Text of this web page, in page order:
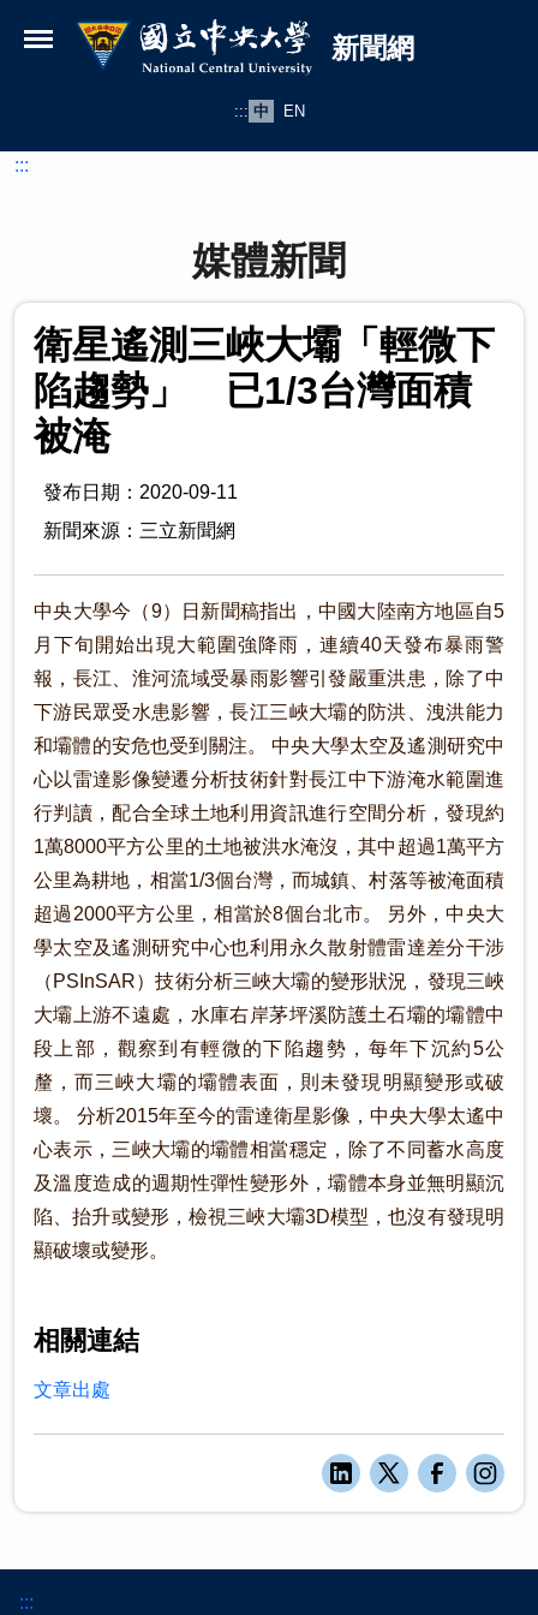
國立中央大學新聞網
新聞網
::: 中 EN
:::
媒體新聞
衛星遙測三峽大壩「輕微下
陷趨勢」 已1/3台灣面積
被淹
發布日期：2020-09-11
新聞來源：三立新聞網
中央大學今（9）日新聞稿指出，中國大陸南方地區自5
月下旬開始出現大範圍強降雨，連續40天發布暴雨警
報，長江、淮河流域受暴雨影響引發嚴重洪患，除了中
下游民眾受水患影響，長江三峽大壩的防洪、洩洪能力
和壩體的安危也受到關注。 中央大學太空及遙測研究中
心以雷達影像變遷分析技術針對長江中下游淹水範圍進
行判讀，配合全球土地利用資訊進行空間分析，發現約
1萬8000平方公里的土地被洪水淹沒，其中超過1萬平方
公里為耕地，相當1/3個台灣，而城鎮、村落等被淹面積
超過2000平方公里，相當於8個台北市。 另外，中央大
學太空及遙測研究中心也利用永久散射體雷達差分干涉
（PSInSAR）技術分析三峽大壩的變形狀況，發現三峽
大壩上游不遠處，水庫右岸茅坪溪防護土石壩的壩體中
段上部，觀察到有輕微的下陷趨勢，每年下沉約5公
釐，而三峽大壩的壩體表面，則未發現明顯變形或破
壞。 分析2015年至今的雷達衛星影像，中央大學太遙中
心表示，三峽大壩的壩體相當穩定，除了不同蓄水高度
及溫度造成的週期性彈性變形外，壩體本身並無明顯沉
陷、抬升或變形，檢視三峽大壩3D模型，也沒有發現明
顯破壞或變形。
相關連結
文章出處
:::